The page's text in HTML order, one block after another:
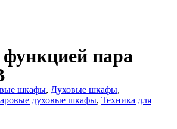
пара
шкафы, Духовые шкафы,
духовые шкафы, Техника для